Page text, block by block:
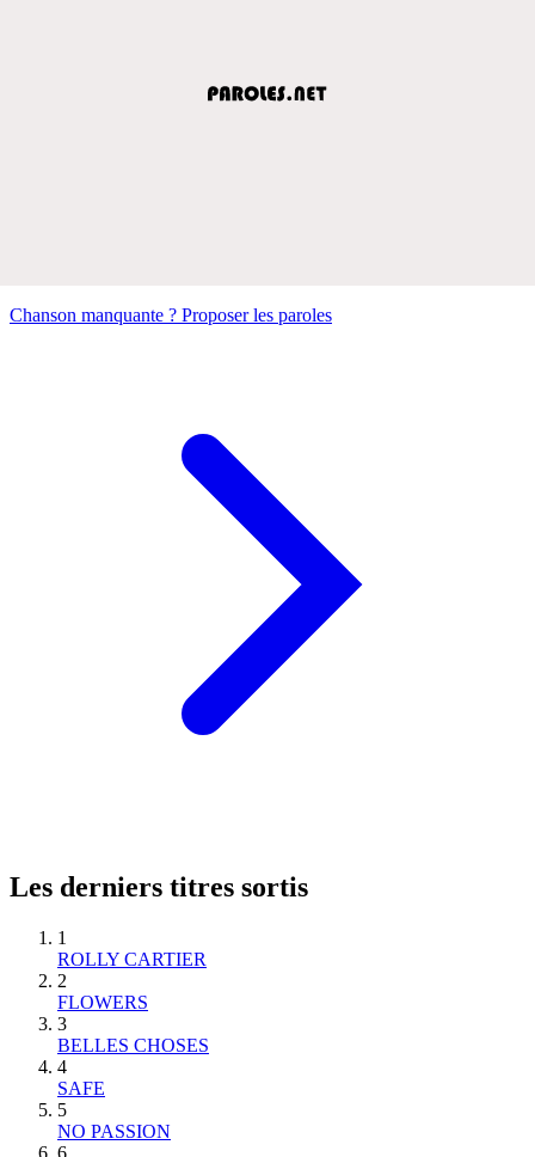
Chanson manquante ? Proposer les paroles
Les derniers titres sortis
1
ROLLY CARTIER
2
FLOWERS
3
BELLES CHOSES
4
SAFE
5
NO PASSION
6